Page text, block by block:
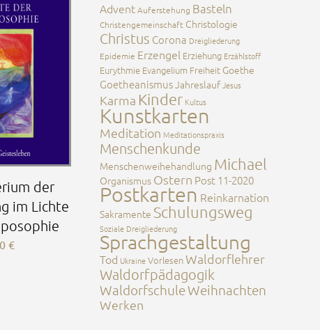
der
im Lichte
€
AdventAuferstehung Basteln
Christengemeinschaft Christologie
Christus Corona Dreigliederung
Epidemie Erzengel Erziehung Erzählstoff
Eurythmie Evangelium Freiheit Goethe
GoetheanismusJahreslaufJesus
Karma Kinder Kultus
Kunstkarten
Meditation Meditationspraxis
Menschenkunde
Menschenweihehandlung Michael
Organismus Ostern Post 11-2020
Postkarten Reinkarnation
Sakramente Schulungsweg
Soziale Dreigliederung
Sprachgestaltung
Tod UkraineVorlesenWaldorflehrer
Waldorfpädagogik
WaldorfschuleWeihnachten
Werken